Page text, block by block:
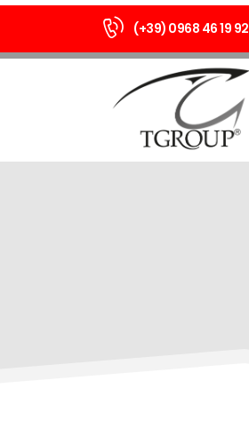
(+39) 0968 46 19 92